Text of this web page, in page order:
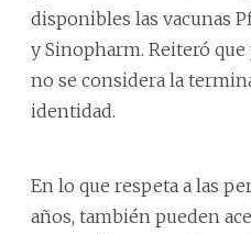
disponibles las vacunas
y Sinopharm. Reiteró que
no se considera la
identidad.
En lo que respeta a las
años, también pueden